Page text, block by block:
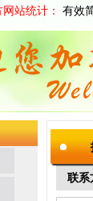
站统计： 有效
联系